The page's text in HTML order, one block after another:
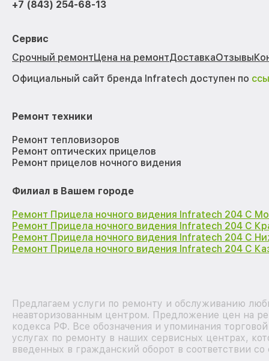
+7 (843) 254-68-13
Сервис
Срочный ремонтЦена на ремонтДоставкаОтзывы
Официальный сайт бренда Infratech доступен по
Ремонт техники
Ремонт тепловизоров
Ремонт оптических прицелов
Ремонт прицелов ночного видения
Филиал в Вашем городе
Ремонт Прицела ночного видения Infratech 204 С
Ремонт Прицела ночного видения Infratech 204 С
Ремонт Прицела ночного видения Infratech 204 С
Ремонт Прицела ночного видения Infratech 204 С
Предлагаем услуги по ремонту и обслуживанию
неавторизованным центром. Предложение цен на
кодекса РФ. Все обозначения и упоминания
услугах по ремонту в наших сервисных центрах,
введенных в гражданский оборот в соответствии